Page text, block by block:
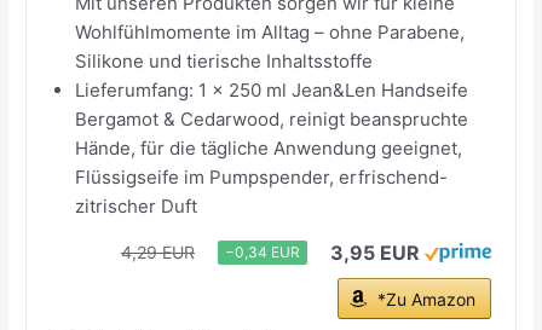
Wohlfühlmomente im Alltag – ohne Parabene,
Silikone und tierische Inhaltsstoffe
Lieferumfang: 1 x 250 ml Jean&Len Handseife
Bergamot & Cedarwood, reinigt beanspruchte
Hände, für die tägliche Anwendung geeignet,
Flüssigseife im Pumpspender, erfrischend-
zitrischer Duft
4,29 EUR −0,34 EUR 3,95 EUR
*Zu Amazon